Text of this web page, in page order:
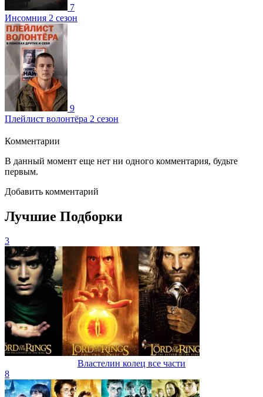
7
Инсомния 2 сезон
9
Плейлист волонтёра 2 сезон
Комментарии
В данный момент еще нет ни одного комментария, будьте
первым.
Добавить комментарий
Лучшие Подборки
3
Властелин колец все части
8